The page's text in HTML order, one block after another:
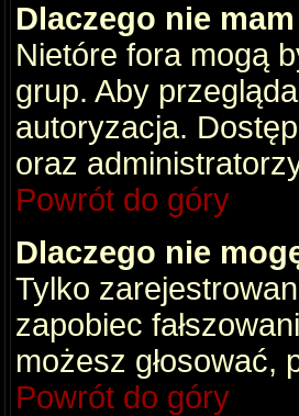
Dlaczego nie
Nietóre fora mogą
grup. Aby
autoryzacja.
oraz
Powrót do góry
Dlaczego nie
Tylko
zapobiec
możesz głosować,
Powrót do góry